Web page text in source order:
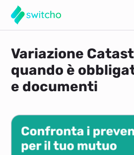
Variazione
quando è
e documenti